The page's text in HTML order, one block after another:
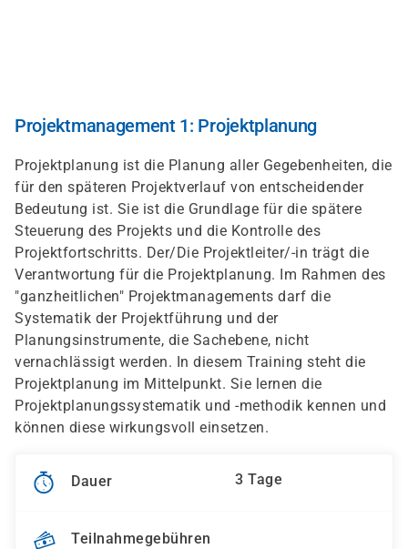
Projektmanagement 1: Projektplanung
Projektplanung ist die Planung aller Gegebenheiten, die
für den späteren Projektverlauf von entscheidender
Bedeutung ist. Sie ist die Grundlage für die spätere
Steuerung des Projekts und die Kontrolle des
Projektfortschritts. Der/Die Projektleiter/-in trägt die
Verantwortung für die Projektplanung. Im Rahmen des
"ganzheitlichen" Projektmanagements darf die
Systematik der Projektführung und der
Planungsinstrumente, die Sachebene, nicht
vernachlässigt werden. In diesem Training steht die
Projektplanung im Mittelpunkt. Sie lernen die
Projektplanungssystematik und -methodik kennen und
können diese wirkungsvoll einsetzen.
Dauer 3 Tage
Teilnahmegebühren